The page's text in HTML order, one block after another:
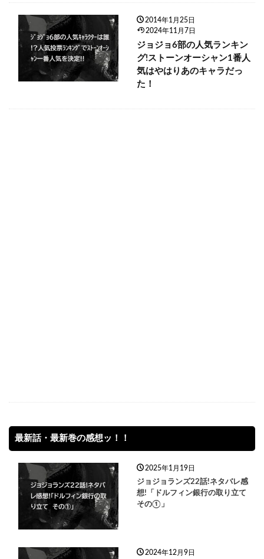
2014年1月25日
2024年11月7日
ジョジョ6部の人気ランキン
グ!ストーンオーシャン1番人
気はやはりあのキャラだっ
た！
最新話・最新巻の感想ッ！！
2025年1月19日
ジョジョランズ22話!ネタバレ感
想!「ドルフィン銀行の取り立て
その①」
2024年12月9日